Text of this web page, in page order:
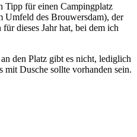
Tipp für einen Campingplatz
Umfeld des Brouwersdam), der
dieses Jahr hat, bei dem ich
den Platz gibt es nicht, lediglich
mit Dusche sollte vorhanden sein.